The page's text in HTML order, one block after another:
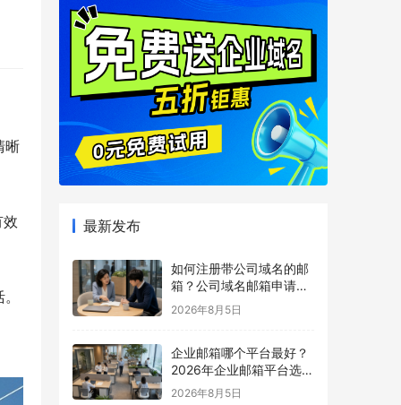
晰
最新发布
如何注册带公司域名的邮
箱？公司域名邮箱申请与
配置指南
2026年8月5日
企业邮箱哪个平台最好？
2026年企业邮箱平台选择
指南
2026年8月5日